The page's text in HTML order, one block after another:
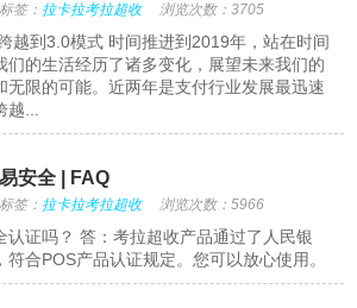
标签： 拉卡拉考拉超收 浏览次数：3705
越到3.0模式 时间推进到2019年，站在时间
们的生活经历了诸多变化，展望未来我们的
无限的可能。近两年是支付行业发展最迅速
...
安全 | FAQ
标签： 拉卡拉考拉超收 浏览次数：5966
认证吗？ 答：考拉超收产品通过了人民银
合POS产品认证规定。您可以放心使用。